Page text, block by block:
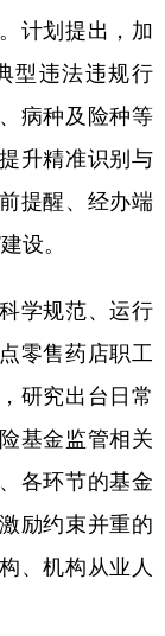
重庆
西藏
宁夏
عربى
计划提出，加
型违法违规行
病种及险种等
升精准识别与
提醒、经办端
设。
学规范、运行
零售药店职工
研究出台日常
基金监管相关
各环节的基金
励约束并重的
、机构从业人